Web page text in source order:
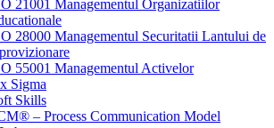
21001 Managementul Organizatiilor
28000 Managementul Securitatii Lantului de
55001 Managementul Activelor
Sigma
Skills
– Process Communication Model